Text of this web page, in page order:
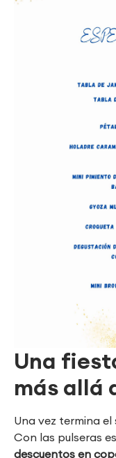
Una
más allá
Una vez termina
Con las pulseras
descuentos en